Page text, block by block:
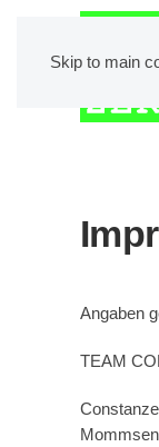
Skip to main
Angaben
TEAM